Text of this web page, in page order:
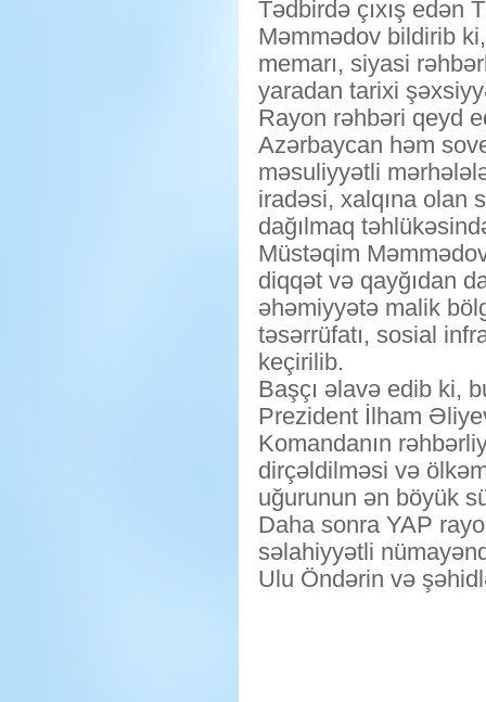
Tədbirdə çıxış edən
Məmmədov bildirib
memarı, siyasi
yaradan tarixi
Rayon rəhbəri qeyd
Azərbaycan həm
məsuliyyətli
iradəsi, xalqına olan
dağılmaq
Müstəqim
diqqət və qayğıdan
əhəmiyyətə malik
təsərrüfatı, sosial
keçirilib.
Başçı əlavə edib ki,
Prezident İlham
Komandanın
dirçəldilməsi və
uğurunun ən böyük
Daha sonra YAP
səlahiyyətli
Ulu Öndərin və